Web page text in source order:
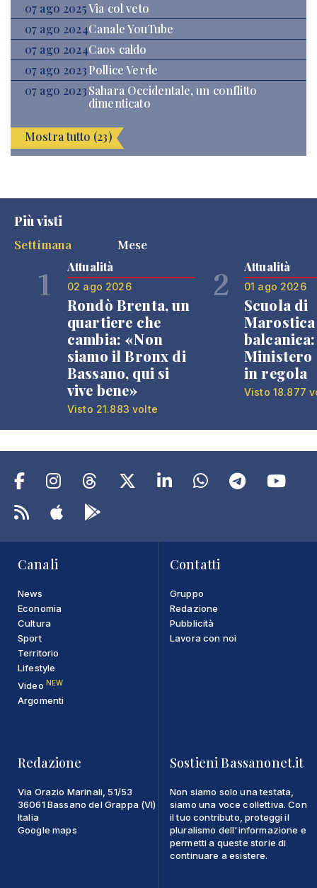
07 ago 2025Via col veto
07 ago 2024Canale YouTube
07 ago 2024Caos caldo
07 ago 2023Pollice Verde
07 ago 2023Sahara Occidentale, un conflitto
dimenticato
Mostra tutto (23)
Più visti
Settimana
Mese
1 Attualità
02 ago 2026
Rondò Brenta, un
quartiere che
cambia: «Non
siamo il Bronx di
Bassano, qui si
vive bene»
Visto 21.883 volte
2 Attualità
01 ago 2026
Scuola di
Ministero
in regola
Visto 18.877
Canali
News
Economia
Cultura
Sport
Territorio
Lifestyle
Video NEW
Argomenti
Contatti
Gruppo
Redazione
Pubblicità
Lavora con noi
Redazione
Via Orazio Marinali, 51/53
36061 Bassano del Grappa (VI)
Italia
Google maps
Sostieni Bassanonet.it
Non siamo solo una testata,
siamo una voce collettiva. Con
il tuo contributo, proteggi il
pluralismo dell'informazione e
permetti a queste storie di
continuare a esistere.